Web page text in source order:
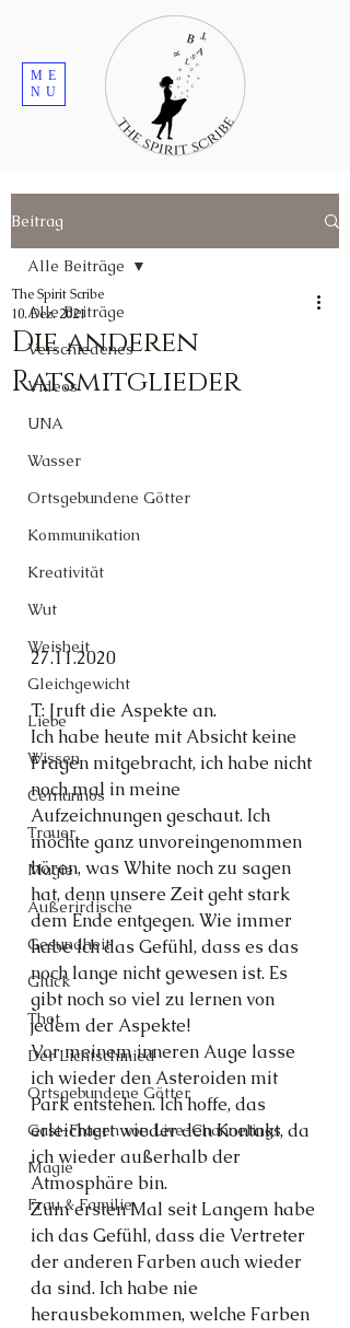
ME
NU
Beitrag
Alle Beiträge
Verschiedenes
Videos
UNA
Wasser
Ortsgebundene Götter
Kommunikation
Kreativität
Wut
Weisheit
Gleichgewicht
Liebe
Wissen
Cernunnos
Trauer
Magie
Außerirdische
Gesundheit
Glück
Thot
Der Lichtschmied
Ortsgebundene Götter
Gast-Fragen von Live-Channelings
Magie
Frau & Familie
Alle Beiträge
Die anderen
Ratsmitglieder
The Spirit Scribe
10. Dez. 2021
27.11.2020
T: [ruft die Aspekte an.
Ich habe heute mit Absicht keine
Fragen mitgebracht, ich habe nicht
noch mal in meine
Aufzeichnungen geschaut. Ich
möchte ganz unvoreingenommen
hören, was White noch zu sagen
hat, denn unsere Zeit geht stark
dem Ende entgegen. Wie immer
habe ich das Gefühl, dass es das
noch lange nicht gewesen ist. Es
gibt noch so viel zu lernen von
jedem der Aspekte!
Vor meinem inneren Auge lasse
ich wieder den Asteroiden mit
Park entstehen. Ich hoffe, das
erleichtert wieder den Kontakt, da
ich wieder außerhalb der
Atmosphäre bin.
Zum ersten Mal seit Langem habe
ich das Gefühl, dass die Vertreter
der anderen Farben auch wieder
da sind. Ich habe nie
herausbekommen, welche Farben